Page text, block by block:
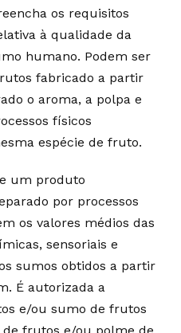
os requisitos
à qualidade da
humano. Podem ser
fabricado a partir
o aroma, a polpa e
físicos
espécie de fruto.
um produto
por processos
os valores médios das
sensoriais e
sumos obtidos a partir
É autorizada a
e/ou sumo de frutos